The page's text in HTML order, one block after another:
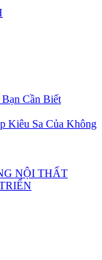
Cần Biết
Kiêu Sa Của Không
NỘI THẤT